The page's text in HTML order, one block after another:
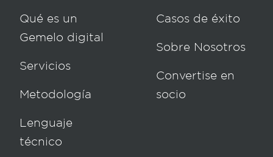
Qué es un
Gemelo digital
Servicios
Metodología
Lenguaje
técnico
Casos de éxito
Sobre Nosotros
Convertise en
socio